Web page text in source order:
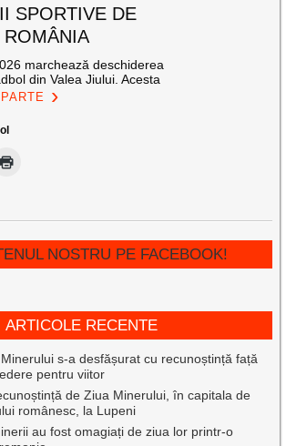
SPORTIVE DE
ROMÂNIA
marchează deschiderea
din Valea Jiului. Acesta
NOSTRU PE FACEBOOK!
ARTICOLE RECENTE
s-a desfășurat cu recunoștință față
pentru viitor
de Ziua Minerului, în capitala de
românesc, la Lupeni
au fost omagiați de ziua lor printr-o